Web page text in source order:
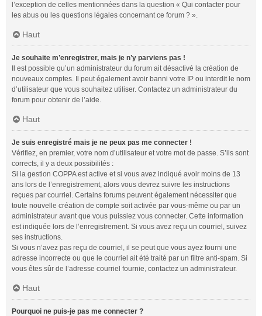
l’exception de celles mentionnées dans la question « Qui contacter pour
les abus ou les questions légales concernant ce forum ? ».
Haut
Je souhaite m’enregistrer, mais je n’y parviens pas !
Il est possible qu’un administrateur du forum ait désactivé la création de
nouveaux comptes. Il peut également avoir banni votre IP ou interdit le nom
d’utilisateur que vous souhaitez utiliser. Contactez un administrateur du
forum pour obtenir de l’aide.
Haut
Je suis enregistré mais je ne peux pas me connecter !
Vérifiez, en premier, votre nom d’utilisateur et votre mot de passe. S’ils sont
corrects, il y a deux possibilités :
Si la gestion COPPA est active et si vous avez indiqué avoir moins de 13
ans lors de l’enregistrement, alors vous devrez suivre les instructions
reçues par courriel. Certains forums peuvent également nécessiter que
toute nouvelle création de compte soit activée par vous-même ou par un
administrateur avant que vous puissiez vous connecter. Cette information
est indiquée lors de l’enregistrement. Si vous avez reçu un courriel, suivez
ses instructions.
Si vous n’avez pas reçu de courriel, il se peut que vous ayez fourni une
adresse incorrecte ou que le courriel ait été traité par un filtre anti-spam. Si
vous êtes sûr de l’adresse courriel fournie, contactez un administrateur.
Haut
Pourquoi ne puis-je pas me connecter ?